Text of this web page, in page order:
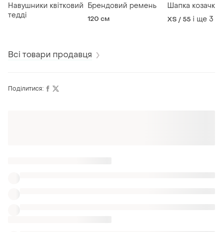
Навушники квітковий
тедді
Брендовий ремень
120 см
Шапка козачка
XS / 55 і ще 3
Всі товари продавця
Поділитися: